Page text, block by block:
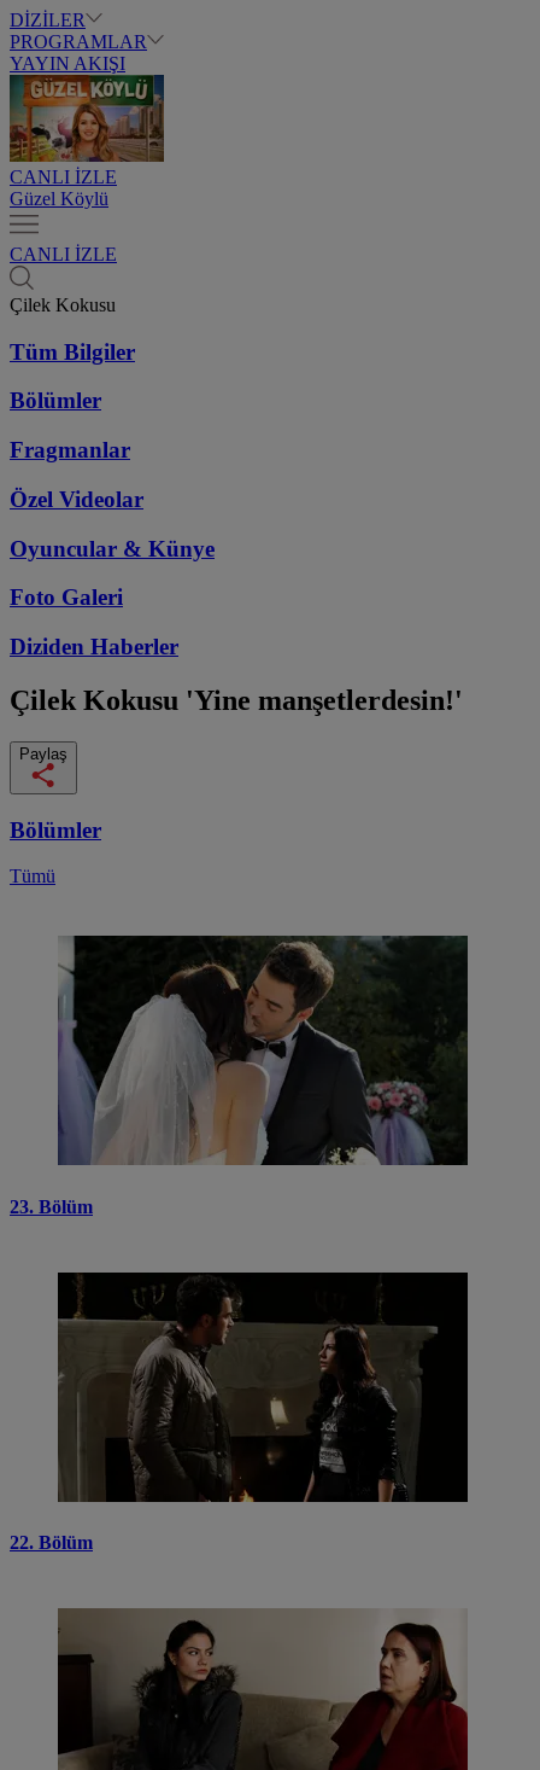
DİZİLER
PROGRAMLAR
YAYIN AKIŞI
CANLI İZLE
Güzel Köylü
CANLI İZLE
Çilek Kokusu
Tüm Bilgiler
Bölümler
Fragmanlar
Özel Videolar
Oyuncular & Künye
Foto Galeri
Diziden Haberler
Çilek Kokusu 'Yine manşetlerdesin!'
Paylaş
Bölümler
Tümü
23. Bölüm
22. Bölüm